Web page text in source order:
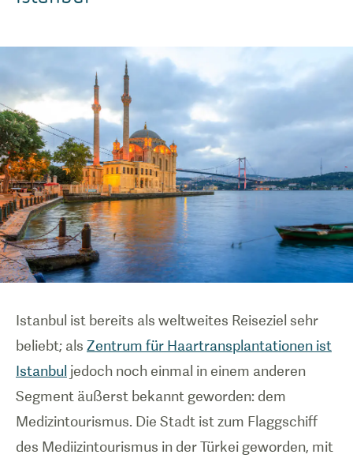
Istanbul ist bereits als weltweites Reiseziel sehr
beliebt; als Zentrum für Haartransplantationen ist
Istanbul jedoch noch einmal in einem anderen
Segment äußerst bekannt geworden: dem
Medizintourismus. Die Stadt ist zum Flaggschiff
des Mediizintourismus in der Türkei geworden, mit